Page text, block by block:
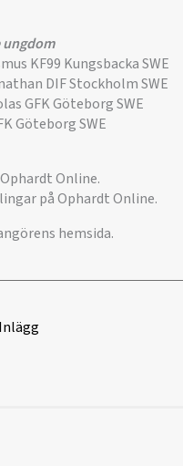
KF99 Kungsbacka SWE
DIF Stockholm SWE
GFK Göteborg SWE
Göteborg SWE
Online.
på Ophardt Online.
hemsida.